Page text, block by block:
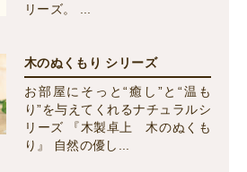
リーズ。 ...
木のぬくもり シリーズ
お部屋にそっと“癒し”と“温も
り”を与えてくれるナチュラルシ
リーズ 『木製卓上 木のぬくも
り』 自然の優し...